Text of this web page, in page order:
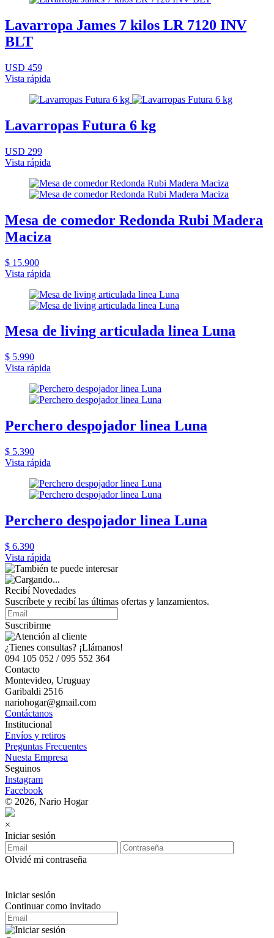
Lavarropa James 7 kilos LR 7120 INV
BLT
USD 459
Vista rápida
Lavarropas Futura 6 kg
USD 299
Vista rápida
Mesa de comedor Redonda Rubi Madera
Maciza
$ 15.900
Vista rápida
Mesa de living articulada linea Luna
$ 5.990
Vista rápida
Perchero despojador linea Luna
$ 5.390
Vista rápida
Perchero despojador linea Luna
$ 6.390
Vista rápida
Recibí Novedades
Suscríbete y recibí las últimas ofertas y lanzamientos.
Suscribirme
¿Tienes consultas? ¡Llámanos!
094 105 052 / 095 552 364
Contacto
Montevideo, Uruguay
Garibaldi 2516
nariohogar@gmail.com
Contáctanos
Institucional
Envíos y retiros
Preguntas Frecuentes
Nuesta Empresa
Seguinos
Instagram
Facebook
© 2026, Nario Hogar
×
Iniciar sesión
Olvidé mi contraseña
Iniciar sesión
Continuar como invitado